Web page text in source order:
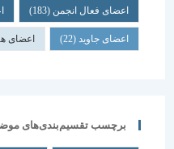
اعضای فعال انجمن(183) اعضای
اعضای جاوید(22) اعضای هیئت
برچسب تقسیم‌بندی‌های موضوعی